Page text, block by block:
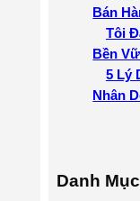
Bán
Tôi
Bền
5 Lý
Nhân
Danh Mục